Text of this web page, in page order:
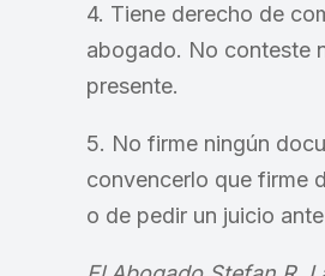
4. Tiene derecho de
abogado. No conteste
presente.
5. No firme ningún
convencerlo que firme
o de pedir un juicio